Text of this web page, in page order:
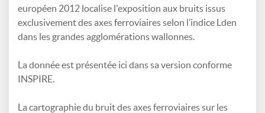
européen 2012 localise l'exposition aux bruits issus
exclusivement des axes ferroviaires selon l’indice Lden
dans les grandes agglomérations wallonnes.
La donnée est présentée ici dans sa version conforme
INSPIRE.
La cartographie du bruit des axes ferroviaires sur les